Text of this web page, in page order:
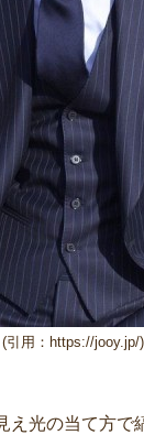
(引用：https://jooy.jp/)
え光の当て方